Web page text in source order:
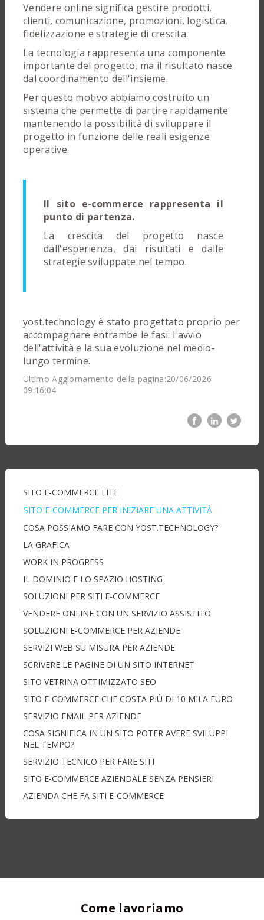
SITO E-COMMERCE LITE
SITO E-COMMERCE PER INIZIARE UNA ATTIVITÀ
COSA POSSIAMO FARE CON YOST.TECHNOLOGY?
LA GRAFICA
WORK IN PROGRESS
IL DOMINIO E LO SPAZIO HOSTING
SOLUZIONI PER SITI E-COMMERCE
VENDERE ONLINE CON UN SERVIZIO ASSISTITO
SOLUZIONI E-COMMERCE PER AZIENDE
SERVIZI WEB SU MISURA PER AZIENDE
SCRIVERE LE PAGINE DI UN SITO INTERNET
SITO VETRINA OTTIMIZZATO SEO
SITO E-COMMERCE CHE COSTA PIÙ DI 10 MILA EURO
SERVIZIO EMAIL PER AZIENDE
COSA SIGNIFICA IN UN SITO POTER AVERE SVILUPPI
NEL TEMPO?
SERVIZIO TECNICO PER FARE SITI
SITO E-COMMERCE AZIENDALE SENZA PENSIERI
AZIENDA CHE FA SITI E-COMMERCE
Vendere online significa gestire prodotti,
clienti, comunicazione, promozioni, logistica,
fidelizzazione e strategie di crescita.
La tecnologia rappresenta una componente
importante del progetto, ma il risultato nasce
dal coordinamento dell'insieme.
Per questo motivo abbiamo costruito un
sistema che permette di partire rapidamente
mantenendo la possibilità di sviluppare il
progetto in funzione delle reali esigenze
operative.
Il sito e-commerce rappresenta il
punto di partenza.
La crescita del progetto nasce
dall'esperienza, dai risultati e dalle
strategie sviluppate nel tempo.
yost.technology è stato progettato proprio per
accompagnare entrambe le fasi: l'avvio
dell'attività e la sua evoluzione nel medio-
lungo termine.
Ultimo Aggiornamento della pagina:20/06/2026
09:16:04
Come lavoriamo